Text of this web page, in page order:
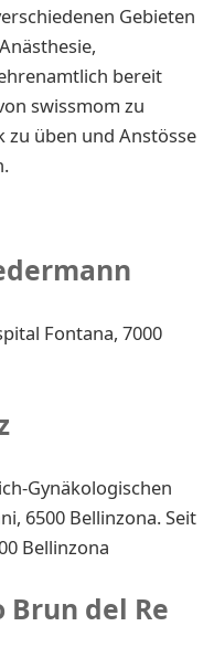
Gebieten
bereit
swissmom zu
üben und Anstösse
Fontana, 7000
Gynäkologischen
6500 Bellinzona. Seit
Bellinzona
Brun del Re